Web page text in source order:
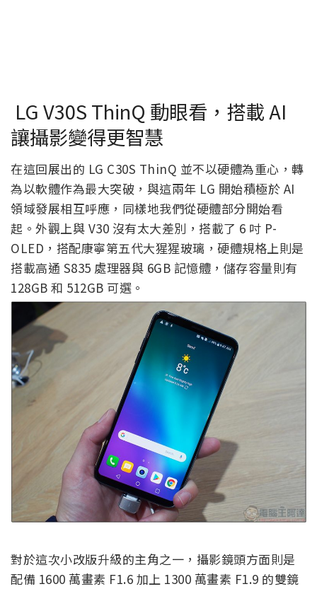
LG V30S ThinQ 動眼看，搭載 AI
讓攝影變得更智慧
在這回展出的 LG C30S ThinQ 並不以硬體為重心，轉
為以軟體作為最大突破，與這兩年 LG 開始積極於 AI
領域發展相互呼應，同樣地我們從硬體部分開始看
起。外觀上與 V30 沒有太大差別，搭載了 6 吋 P-
OLED，搭配康寧第五代大猩猩玻璃，硬體規格上則是
搭載高通 S835 處理器與 6GB 記憶體，儲存容量則有
128GB 和 512GB 可選。
對於這次小改版升級的主角之一，攝影鏡頭方面則是
配備 1600 萬畫素 F1.6 加上 1300 萬畫素 F1.9 的雙鏡